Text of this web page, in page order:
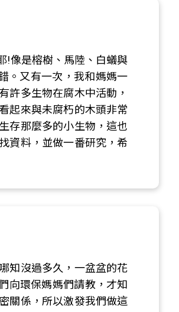
!像是榕樹、馬陸、白蟻與
。又有一次，我和媽媽一
許多生物在腐木中活動，
起來與未腐朽的木頭非常
存那麼多的小生物，這也
資料，並做一番研究，希
知沒過多久，一盆盆的花
向環保媽媽們請教，才知
關係，所以激發我們做這